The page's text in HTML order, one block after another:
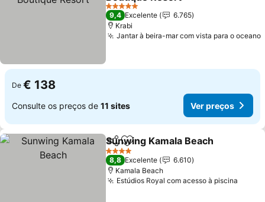
Ver preços
5 Estrelas
9,4 Excelente
6.765
Krabi
Jantar à beira-mar com vista para o oceano
De € 138
Consulte os preços de 11 sites Ver preços
PartilharAdicionar aos favoritos
Sunwing Kamala Beach
4 Estrelas
8,8 Excelente
6.610
Kamala Beach
Estúdios Royal com acesso à piscina